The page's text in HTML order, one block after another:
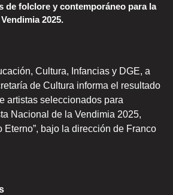
de folclore y contemporáneo para la
2025.
Cultura, Infancias y DGE, a
de Cultura informa el resultado
artistas seleccionados para
Nacional de la Vendimia 2025,
Eterno”, bajo la dirección de Franco